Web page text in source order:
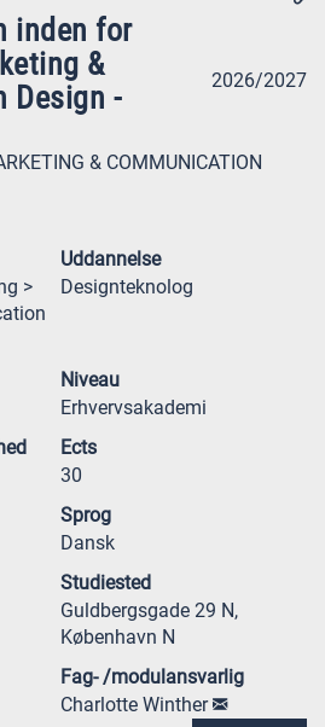
inden for
&
Design -
2026/2027
& COMMUNICATION
>
Uddannelse
Designteknolog
Niveau
Erhvervsakademi
Ects
30
Sprog
Dansk
Studiested
Guldbergsgade 29 N,
København N
Fag- /modulansvarlig
Charlotte Winther